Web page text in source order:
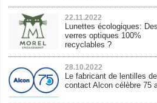
22.11.2022
Lunettes écologiques: Des
verres optiques 100%
recyclables ?
28.10.2022
Le fabricant de lentilles de
contact Alcon célèbre 75